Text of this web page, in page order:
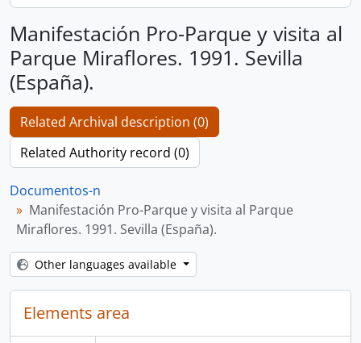
Manifestación Pro-Parque y visita al
Parque Miraflores. 1991. Sevilla
(España).
Related Archival description (0)
Related Authority record (0)
Documentos-n
Manifestación Pro-Parque y visita al Parque
Miraflores. 1991. Sevilla (España).
Other languages available
Elements area